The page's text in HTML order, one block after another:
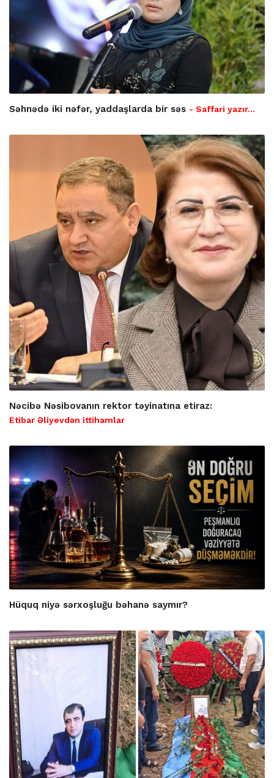
Səhnədə iki nəfər, yaddaşlarda bir səs - Saffari yazır…
Nəcibə Nəsibovanın rektor təyinatına etiraz:
Etibar Əliyevdən ittihamlar
Hüquq niyə sərxoşluğu bəhanə saymır?